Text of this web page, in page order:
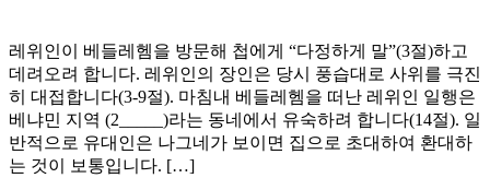
레위인이 베들레헴을 방문해 첩에게 “다정하게 말”(3절)하고
데려오려 합니다. 레위인의 장인은 당시 풍습대로 사위를 극진
히 대접합니다(3-9절). 마침내 베들레헴을 떠난 레위인 일행은
베냐민 지역 (2_____)라는 동네에서 유숙하려 합니다(14절). 일
반적으로 유대인은 나그네가 보이면 집으로 초대하여 환대하
는 것이 보통입니다. […]